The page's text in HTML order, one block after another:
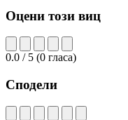
Оцени този виц
0.0 / 5 (0 гласа)
Сподели